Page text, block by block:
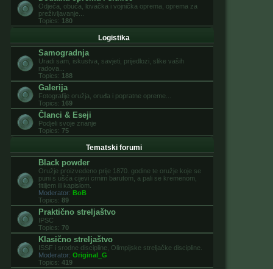
Odjeća, obuća, lovačka i vojnička oprema, oprema za
preživljavanje...
Topics: 180
Logistika
Samogradnja
Uradi sam, iskustva, savjeti, prijedlozi, slike vaših
radova...
Topics: 188
Galerija
Fotografije oružja, oruđa i popratne opreme...
Topics: 169
Članci & Eseji
Podjeli svoje znanje
Topics: 75
Tematski forumi
Black powder
Oružje proizvedeno prije 1870. godine te oružje koje se
puni s ušća cijevi crnim barutom, a pali se kremenom,
fitiljem ili kapislom.
Moderator: BoB
Topics: 89
Praktično streljaštvo
IPSC
Topics: 70
Klasično streljaštvo
ISSF i srodne discipline, Olimpijske streljačke discipline.
Moderator: Original_G
Topics: 419